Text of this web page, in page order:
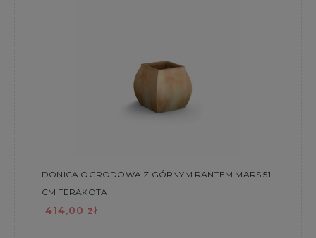
DONICA OGRODOWA Z GÓRNYM RANTEM MARS 51
CM TERAKOTA
414,00 zł